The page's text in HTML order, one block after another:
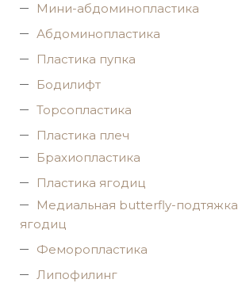
Мини-абдоминопластика
Абдоминопластика
Пластика пупка
Бодилифт
Торсопластика
Пластика плеч
Брахиопластика
Пластика ягодиц
Медиальная butterfly-подтяжка
ягодиц
Феморопластика
Липофилинг